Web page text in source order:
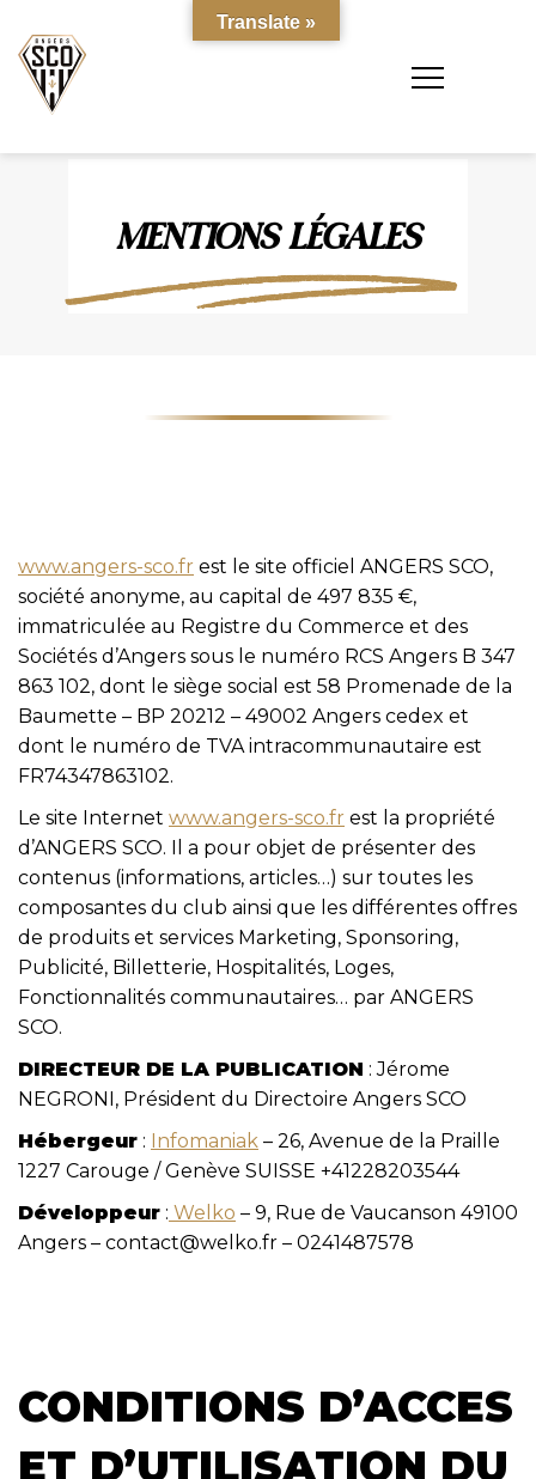
MENTIONS LÉGALES
www.angers-sco.fr est le site officiel ANGERS SCO,
société anonyme, au capital de 497 835 €,
immatriculée au Registre du Commerce et des
Sociétés d’Angers sous le numéro RCS Angers B 347
863 102, dont le siège social est 58 Promenade de la
Baumette – BP 20212 – 49002 Angers cedex et
dont le numéro de TVA intracommunautaire est
FR74347863102.
Le site Internet www.angers-sco.fr est la propriété
d’ANGERS SCO. Il a pour objet de présenter des
contenus (informations, articles…) sur toutes les
composantes du club ainsi que les différentes offres
de produits et services Marketing, Sponsoring,
Publicité, Billetterie, Hospitalités, Loges,
Fonctionnalités communautaires… par ANGERS
SCO.
DIRECTEUR DE LA PUBLICATION : Jérome
NEGRONI, Président du Directoire Angers SCO
Hébergeur : Infomaniak – 26, Avenue de la Praille
1227 Carouge / Genève SUISSE +41228203544
Développeur : Welko – 9, Rue de Vaucanson 49100
Angers – contact@welko.fr – 0241487578
CONDITIONS D’ACCES
ET D’UTILISATION DU
Translate »